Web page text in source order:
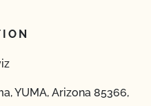
YUMA, Arizona 85366,